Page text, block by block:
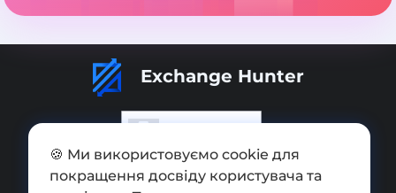
Exchange Hunter
Додати обмінник
🍪 Ми використовуємо cookie для
покращення досвіду користувача та